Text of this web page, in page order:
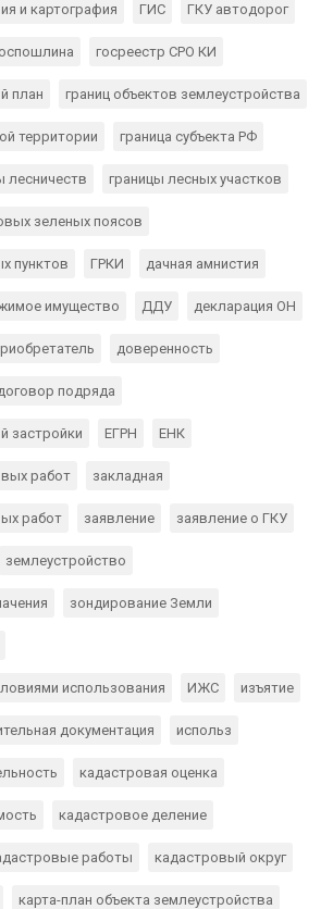
и картография ГИС ГКУ автодорог
госреестр СРО КИ
план границ объектов землеустройства
территории граница субъекта РФ
лесничеств границы лесных участков
зеленых поясов
пунктов ГРКИ дачная амнистия
имущество ДДУ декларация ОН
доверенность
подряда
застройки ЕГРН ЕНК
работ закладная
работ заявление заявление о ГКУ
землеустройство
зондирование Земли
использования ИЖС изъятие
документация использ
кадастровая оценка
кадастровое деление
работы кадастровый округ
карта-план объекта землеустройства